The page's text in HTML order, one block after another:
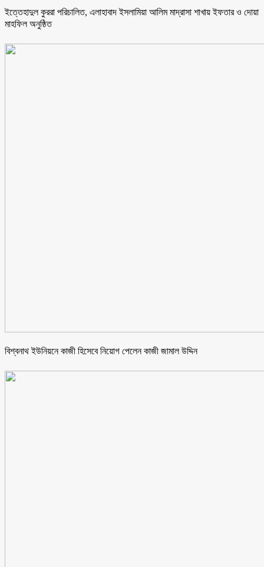
ইত্তেহাদুল কুররা পরিচালিত, এলাহাবাদ ইসলামিয়া আলিম মাদ্রাসা শাখায় ইফতার ও দোয়া
মাহফিল অনুষ্ঠিত
বিশ্বনাথ ইউনিয়নে কাজী হিসেবে নিয়োগ পেলেন কাজী জামাল উদ্দিন